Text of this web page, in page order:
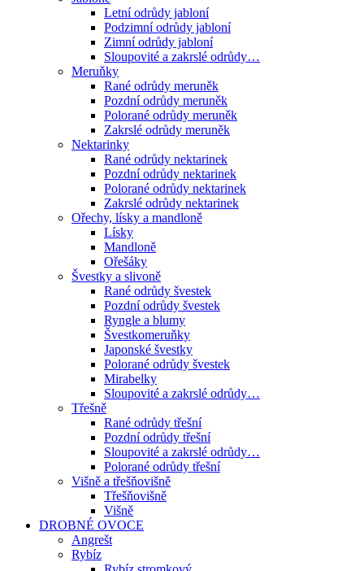
Letní odrůdy jabloní
Podzimní odrůdy jabloní
Zimní odrůdy jabloní
Sloupovité a zakrslé odrůdy…
Meruňky
Rané odrůdy meruněk
Pozdní odrůdy meruněk
Polorané odrůdy meruněk
Zakrslé odrůdy meruněk
Nektarinky
Rané odrůdy nektarinek
Pozdní odrůdy nektarinek
Polorané odrůdy nektarinek
Zakrslé odrůdy nektarinek
Ořechy, lísky a mandloně
Lísky
Mandloně
Ořešáky
Švestky a slivoně
Rané odrůdy švestek
Pozdní odrůdy švestek
Ryngle a blumy
Švestkomeruňky
Japonské švestky
Polorané odrůdy švestek
Mirabelky
Sloupovité a zakrslé odrůdy…
Třešně
Rané odrůdy třešní
Pozdní odrůdy třešní
Sloupovité a zakrslé odrůdy…
Polorané odrůdy třešní
Višně a třešňovišně
Třešňovišně
Višně
DROBNÉ OVOCE
Angrešt
Rybíz